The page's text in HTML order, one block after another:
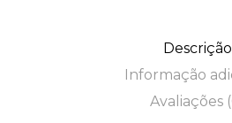
Descrição
Informação
Avaliações